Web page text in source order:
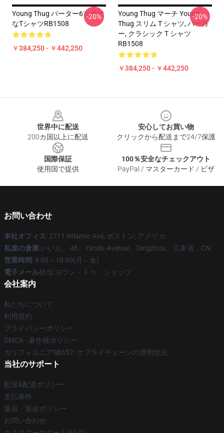
Young Thug バーター6古典的
なTシャツRB1508
￥384,250 - ￥442,250
-20%
Young Thug マーチ Young
Thug スリム T シャツ, パーカ
ー, クラシック T シャツ
RB1508
￥384,250 - ￥442,250
-20%
世界中に配送
200カ国以上に配送
安心してお買い物
クリックから配送まで24/7保護
国際保証
使用国で提供
100％安全なチェックアウト
PayPal / マスターカード / ビザ
お問い合わせ
本社オフィス: 2711 Atlantic Ave, ボストン, アメリカ
私達の倉庫:いいえ。 46、Yanda Avenue、Dingzhou、広東省、CN
営業時間: 9:00～18:00(月～金)
電子メール担当:ヨウン・トゥ・ショップ
会社案内
私たちについて
利用規約
プライバシーポリシー
DMCA - 著作権ポリシー
カリフォルニアSB657: サプライチェーンの透明性法
当社のサポート
配送&配送ポリシー
支払条件
返品・返金ポリシー
お問い合わせ